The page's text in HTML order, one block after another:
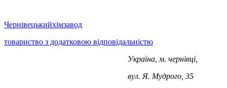
Чернівецькийхімзавод
товариство з додатковою відповідальністю
Україна, м. чернівці,
вул. Я. Мудрого, 35